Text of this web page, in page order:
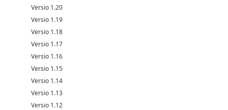
Versio 1.20
Versio 1.19
Versio 1.18
Versio 1.17
Versio 1.16
Versio 1.15
Versio 1.14
Versio 1.13
Versio 1.12